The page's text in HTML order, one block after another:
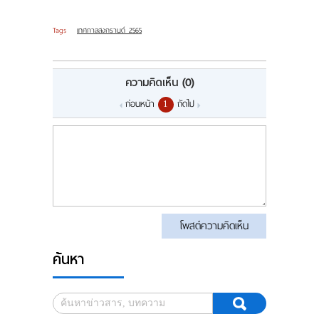
Tags เทศกาลสงกรานต์ 2565
ความคิดเห็น (0)
ก่อนหน้า 1 ถัดไป
โพสต์ความคิดเห็น
ค้นหา